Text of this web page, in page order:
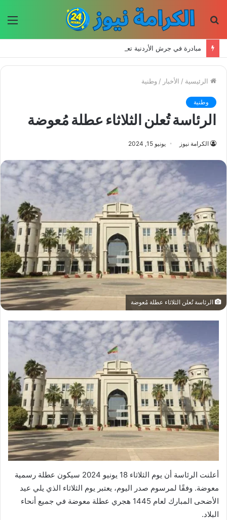
الرئيسية / الأخبار / وطنية
وطنية
الرئاسة تُعلن الثلاثاء عطلة مُعوضة
الكرامة نيوز يونيو 15, 2024
الرئاسة تُعلن الثلاثاء عطلة مُعوضة
أعلنت الرئاسة أن يوم الثلاثاء 18 يونيو 2024 سيكون عطلة رسمية
معوضة. وفقًا لمرسوم صدر اليوم، يعتبر يوم الثلاثاء الذي يلي عيد
الأضحى المبارك لعام 1445 هجري عطلة معوضة في جميع أنحاء
البلاد.